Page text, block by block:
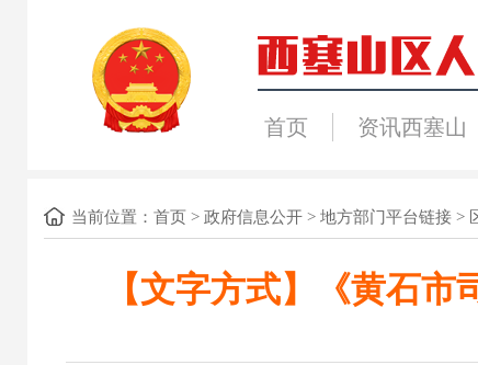
首页 资讯西塞山
当前位置： 首页> 政府信息公开> 地方部门平台链接>
【文字方式】《黄石